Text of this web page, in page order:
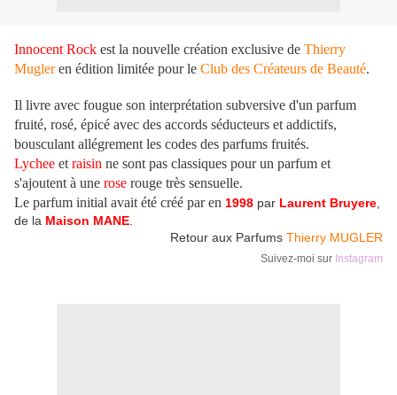
Innocent Rock est la nouvelle création exclusive de Thierry
Mugleren édition limitée pour le Club des Créateurs de Beauté.
Il livre avec fougue son interprétation subversive d'un parfum
fruité, rosé, épicé avec des accords séducteurs et addictifs,
bousculant allégrement les codes des parfums fruités.
Lychee et raisin ne sont pas classiques pour un parfum et
s'ajoutent à une rose rouge très sensuelle.
Le parfum initial avait été créé par en 1998 par Laurent Bruyere
de la Maison MANE
Retour aux Parfums Thierry MUGLER
Suivez-moi sur Instagram